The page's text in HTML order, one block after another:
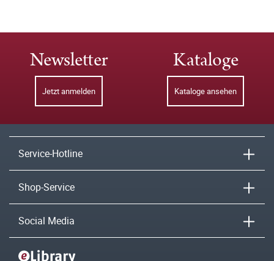
Newsletter
Jetzt anmelden
Kataloge
Kataloge ansehen
Service-Hotline
Shop-Service
Social Media